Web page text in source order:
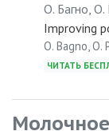
О. Багно,
Improving
O. Bagno, O.
ЧИТАТЬ